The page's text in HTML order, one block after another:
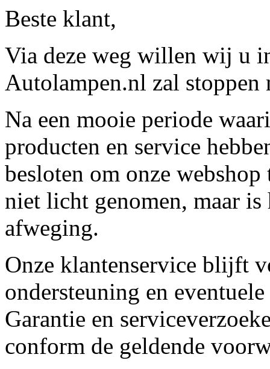
Beste klant,
Via deze weg willen wij u
Autolampen.nl zal stoppen
Na een mooie periode
producten en service
besloten om onze
niet licht genomen, maar
afweging.
Onze klantenservice blijft
ondersteuning en
Garantie en
conform de geldende